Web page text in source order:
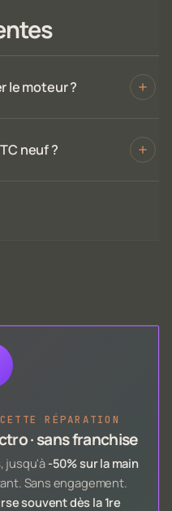
le moteur ?
neuf ?
RÉPARATION
· sans franchise
, jusqu'à -50% sur la main
Sans engagement.
souvent dès la 1re